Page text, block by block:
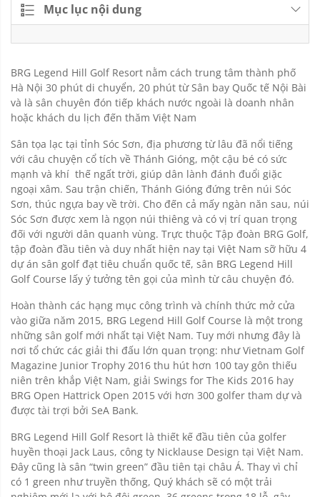
Mục lục nội dung
BRG Legend Hill Golf Resort nằm cách trung tâm thành phố
Hà Nội 30 phút di chuyển, 20 phút từ Sân bay Quốc tế Nội Bài
và là sân chuyên đón tiếp khách nước ngoài là doanh nhân
hoặc khách du lịch đến thăm Việt Nam
Sân tọa lạc tại tỉnh Sóc Sơn, địa phương từ lâu đã nổi tiếng
với câu chuyện cổ tích về Thánh Gióng, một cậu bé có sức
mạnh và khí thế ngất trời, giúp dân lành đánh đuổi giặc
ngoại xâm. Sau trận chiến, Thánh Gióng đứng trên núi Sóc
Sơn, thúc ngựa bay về trời. Cho đến cả mấy ngàn năn sau, núi
Sóc Sơn được xem là ngọn núi thiêng và có vị trí quan trọng
đối với người dân quanh vùng. Trực thuộc Tập đoàn BRG Golf,
tập đoàn đầu tiên và duy nhất hiện nay tại Việt Nam sỡ hữu 4
dự án sân golf đạt tiêu chuẩn quốc tế, sân BRG Legend Hill
Golf Course lấy ý tưởng tên gọi của mình từ câu chuyện đó.
Hoàn thành các hạng mục công trình và chính thức mở cửa
vào giữa năm 2015, BRG Legend Hill Golf Course là một trong
những sân golf mới nhất tại Việt Nam. Tuy mới nhưng đây là
nơi tổ chức các giải thi đấu lớn quan trọng: như Vietnam Golf
Magazine Junior Trophy 2016 thu hút hơn 100 tay gôn thiếu
niên trên khắp Việt Nam, giải Swings for The Kids 2016 hay
BRG Open Hattrick Open 2015 với hơn 300 golfer tham dự và
được tài trợi bởi SeA Bank.
BRG Legend Hill Golf Resort là thiết kế đầu tiên của golfer
huyền thoại Jack Laus, công ty Nicklause Design tại Việt Nam.
Đây cũng là sân “twin green” đầu tiên tại châu Á. Thay vì chỉ
có 1 green như truyền thống, Quý khách sẽ có một trải